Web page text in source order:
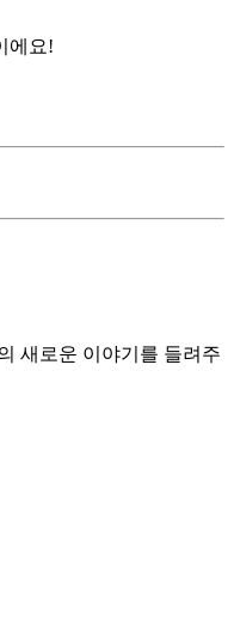
새로운 이야기를 들려주
에요!